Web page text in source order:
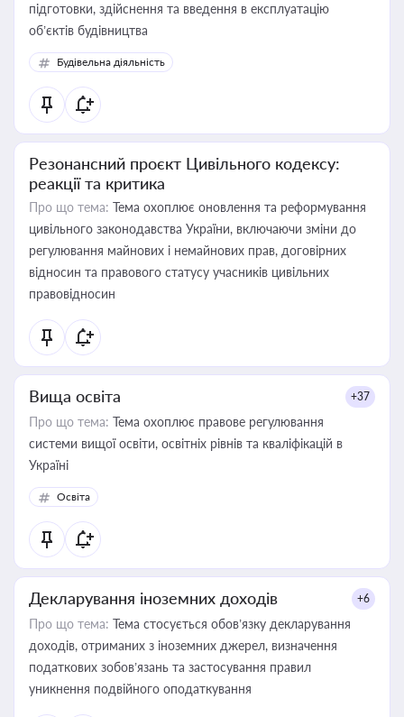
підготовки, здійснення та введення в експлуатацію
об’єктів будівництва
Будівельна діяльність
Резонансний проєкт Цивільного кодексу:
реакції та критика
Про що тема: Тема охоплює оновлення та реформування
цивільного законодавства України, включаючи зміни до
регулювання майнових і немайнових прав, договірних
відносин та правового статусу учасників цивільних
правовідносин
Вища освіта +37
Про що тема: Тема охоплює правове регулювання
системи вищої освіти, освітніх рівнів та кваліфікацій в
Україні
Освіта
Декларування іноземних доходів +6
Про що тема: Тема стосується обов’язку декларування
доходів, отриманих з іноземних джерел, визначення
податкових зобов’язань та застосування правил
уникнення подвійного оподаткування